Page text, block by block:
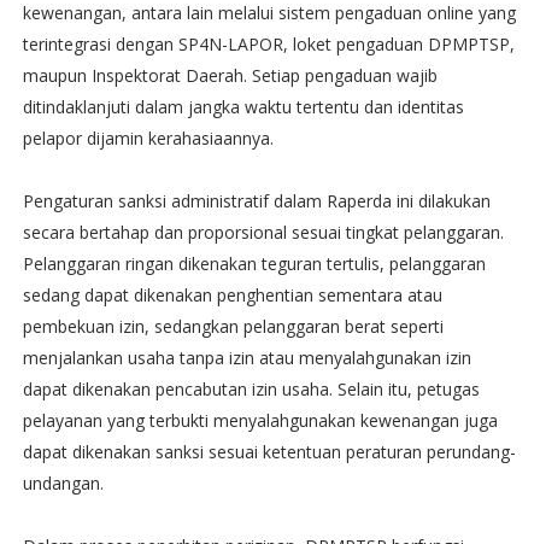
kewenangan, antara lain melalui sistem pengaduan online yang
terintegrasi dengan SP4N-LAPOR, loket pengaduan DPMPTSP,
maupun Inspektorat Daerah. Setiap pengaduan wajib
ditindaklanjuti dalam jangka waktu tertentu dan identitas
pelapor dijamin kerahasiaannya.
Pengaturan sanksi administratif dalam Raperda ini dilakukan
secara bertahap dan proporsional sesuai tingkat pelanggaran.
Pelanggaran ringan dikenakan teguran tertulis, pelanggaran
sedang dapat dikenakan penghentian sementara atau
pembekuan izin, sedangkan pelanggaran berat seperti
menjalankan usaha tanpa izin atau menyalahgunakan izin
dapat dikenakan pencabutan izin usaha. Selain itu, petugas
pelayanan yang terbukti menyalahgunakan kewenangan juga
dapat dikenakan sanksi sesuai ketentuan peraturan perundang-
undangan.